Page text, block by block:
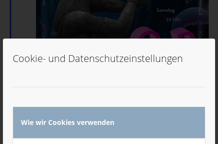
Cookie- und Datenschutzeinstellungen
Wie wir Cookies verwenden